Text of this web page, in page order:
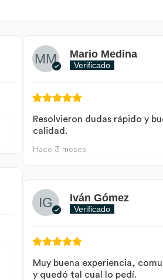
Mario Medina
Verificado
Resolvieron dudas rápido y
calidad.
Hace 3 meses
Iván Gómez
Verificado
Muy buena experiencia,
y quedó tal cual lo pedí.